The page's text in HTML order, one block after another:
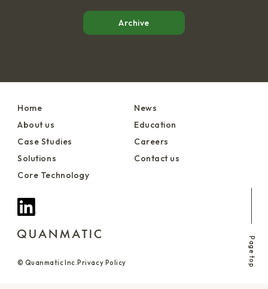
Archive
Home
About us
Case Studies
Solutions
Core Technology
News
Education
Careers
Contact us
© Quanmatic Inc. Privacy Policy Page top